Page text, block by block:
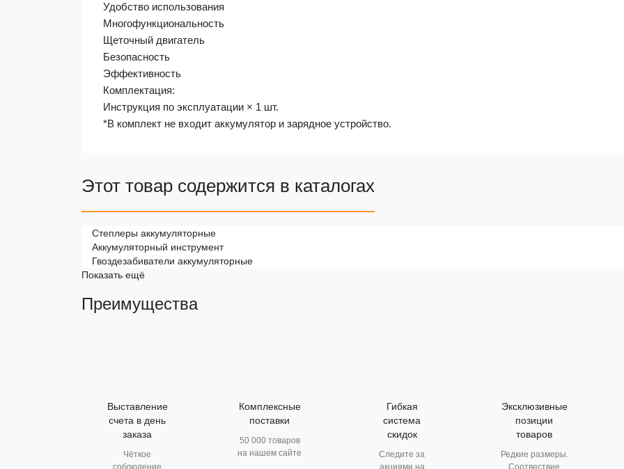
Удобство использования
Многофункциональность
Щеточный двигатель
Безопасность
Эффективность
Комплектация:
Инструкция по эксплуатации × 1 шт.
*В комплект не входит аккумулятор и зарядное устройство.
Этот товар содержится в каталогах
Степлеры аккумуляторные
Аккумуляторный инструмент
Гвоздезабиватели аккумуляторные
Показать ещё
Преимущества
Выставление
счета в день
заказа
Чёткое
соблюдение
Комплексные
поставки
50 000 товаров
на нашем сайте
Гибкая
система
скидок
Следите за
акциями на
Эксклюзивные
позиции
товаров
Редкие размеры.
Соотвествие